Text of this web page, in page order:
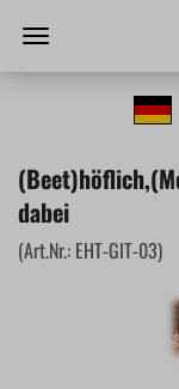
dabei
(Art.Nr.: EHT-GIT-03)